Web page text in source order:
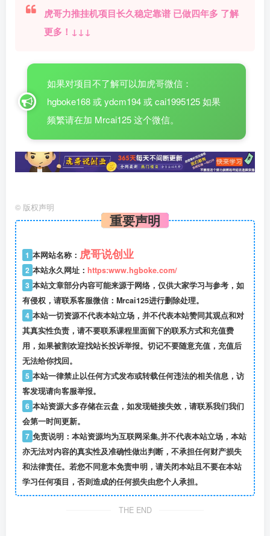
虎哥力推挂机项目长久稳定靠谱 已做四年多 了解
更多！↓↓↓
如果对项目不了解可以加虎哥微信：
hgboke168 或 ydcm194 或 cai1995125 如果
频繁请在加 Mrcai125 这个微信。
© 版权声明
重要声明
1 本网站名称： 虎哥说创业
2 本站永久网址： https:www.hgboke.com/
3 本站文章部分内容可能来源于网络，仅供大家学习与参考，如
有侵权，请联系客服微信：Mrcai125进行删除处理。
4 本站一切资源不代表本站立场，并不代表本站赞同其观点和对
其真实性负责，请不要联系课程里面留下的联系方式和充值费
用，如果被割欢迎找站长投诉举报。切记不要随意充值，充值后
无法给你找回。
5 本站一律禁止以任何方式发布或转载任何违法的相关信息，访
客发现请向客服举报。
6 本站资源大多存储在云盘，如发现链接失效，请联系我们我们
会第一时间更新。
7 免责说明：本站资源均为互联网采集,并不代表本站立场，本站
亦无法对内容的真实性及准确性做出判断，不承担任何财产损失
和法律责任。若您不同意本免责申明，请关闭本站且不要在本站
学习任何项目，否则造成的任何损失由您个人承担。
THE END